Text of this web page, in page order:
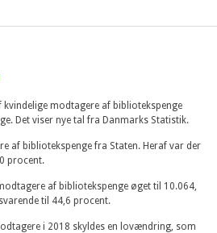
modtagere af bibliotekspenge
Det viser nye tal fra Danmarks Statistik.
af bibliotekspenge fra Staten. Heraf var der
procent.
af bibliotekspenge øget til 10.064,
til 44,6 procent.
i 2018 skyldes en lovændring, som